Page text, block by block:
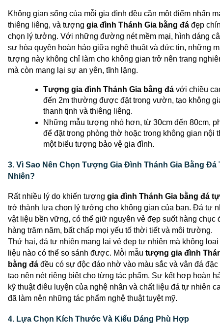
Không gian sống của mỗi gia đình đều cần một điểm nhấn
thiêng liêng, và tượng gia đình Thánh Gia bằng đá đẹp
chọn lý tưởng. Với những đường nét mềm mại, hình dáng
sự hòa quyện hoàn hảo giữa nghệ thuật và đức tin, những
tượng này không chỉ làm cho không gian trở nên trang
mà còn mang lại sự an yên, tĩnh lặng.
Tượng gia đình Thánh Gia bằng đá với chiều
đến 2m thường được đặt trong vườn, tạo không
thanh tịnh và thiêng liêng.
Những mẫu tượng nhỏ hơn, từ 30cm đến 80cm,
để đặt trong phòng thờ hoặc trong không gian nội
một biểu tượng bảo vệ gia đình.
3. Vì Sao Nên Chọn Tượng Gia Đình Thánh Gia Bằng Đá
Nhiên?
Rất nhiều lý do khiến tượng gia đình Thánh Gia bằng đá
trở thành lựa chọn lý tưởng cho không gian của bạn. Đá tự
vật liệu bền vững, có thể giữ nguyên vẻ đẹp suốt hàng chục
hàng trăm năm, bất chấp mọi yếu tố thời tiết và môi trường.
Thứ hai, đá tự nhiên mang lại vẻ đẹp tự nhiên mà không loại
liệu nào có thể so sánh được. Mỗi mẫu tượng gia đình
bằng đá đều có sự độc đáo nhờ vào màu sắc và vân đá
tạo nên nét riêng biệt cho từng tác phẩm. Sự kết hợp hoàn
kỹ thuật điêu luyện của nghệ nhân và chất liệu đá tự nhiên
đã làm nên những tác phẩm nghệ thuật tuyệt mỹ.
4. Lựa Chọn Kích Thước Và Kiểu Dáng Phù Hợp